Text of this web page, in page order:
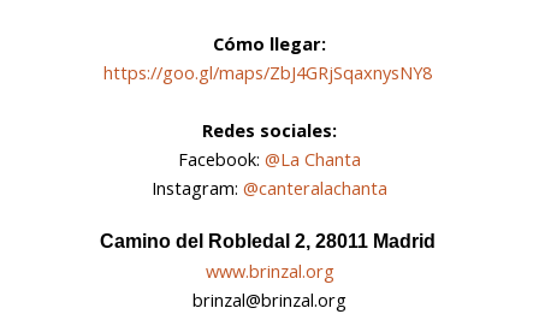
Cómo llegar:
https://goo.gl/maps/ZbJ4GRjSqaxnysNY8
Redes sociales:
Facebook: @La Chanta
Instagram: @canteralachanta
Camino del Robledal 2, 28011 Madrid
www.brinzal.org
brinzal@brinzal.org